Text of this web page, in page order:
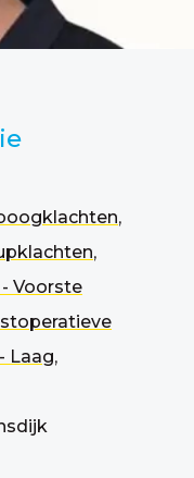
,
,
Voorste
Laag,